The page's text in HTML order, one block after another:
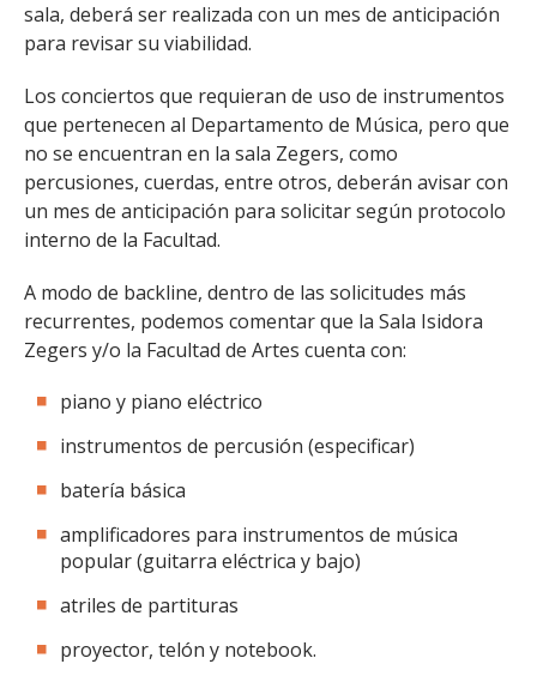
sala, deberá ser realizada con un mes de anticipación
para revisar su viabilidad.
Los conciertos que requieran de uso de instrumentos
que pertenecen al Departamento de Música, pero que
no se encuentran en la sala Zegers, como
percusiones, cuerdas, entre otros, deberán avisar con
un mes de anticipación para solicitar según protocolo
interno de la Facultad.
A modo de backline, dentro de las solicitudes más
recurrentes, podemos comentar que la Sala Isidora
Zegers y/o la Facultad de Artes cuenta con:
piano y piano eléctrico
instrumentos de percusión (especificar)
batería básica
amplificadores para instrumentos de música
popular (guitarra eléctrica y bajo)
atriles de partituras
proyector, telón y notebook.